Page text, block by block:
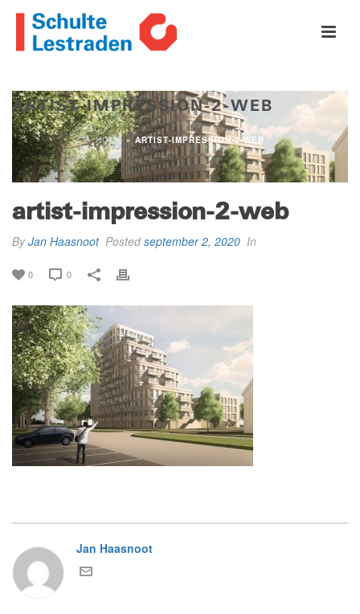
ARTIST-IMPRESSION-2-WEB
HOME»ARTIST-IMPRESSION-2-WEB
artist-impression-2-web
ByJan Haasnoot Postedseptember 2, 2020 In
0 0
Jan Haasnoot